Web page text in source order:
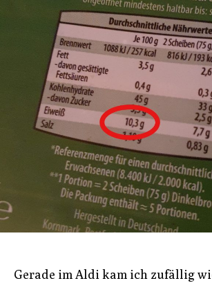
Gerade im Aldi kam ich zufällig